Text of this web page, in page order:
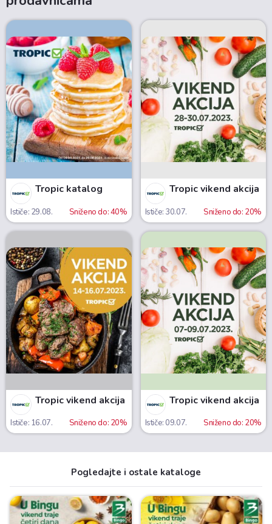
Tropic katalog
Ističe: 29.08. Sniženo do: 40%
Tropic vikend akcija
Ističe: 30.07. Sniženo do: 20%
Tropic vikend akcija
Ističe: 16.07. Sniženo do: 20%
Tropic vikend akcija
Ističe: 09.07. Sniženo do: 20%
Pogledajte i ostale kataloge